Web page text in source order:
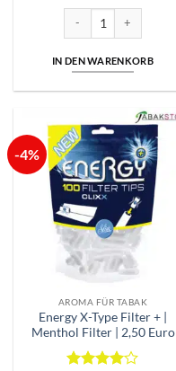
IN DEN WARENKORB
-4%
AROMA FÜR TABAK
Energy X-Type Filter + |
Menthol Filter | 2,50 Euro